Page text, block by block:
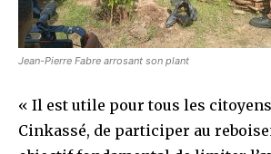
Jean-Pierre Fabre arrosant son plant
« Il est utile pour tous les
Cinkassé, de participer au